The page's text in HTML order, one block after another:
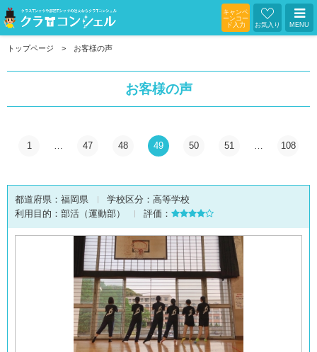
キャンペ
ーンコー
ド入力
お気入り MENU
トップページ お客様の声
お客様の声
1 … 47 48 49 50 51 … 108
都道府県： 福岡県 学校区分： 高等学校
利用目的： 部活（運動部） 評価：